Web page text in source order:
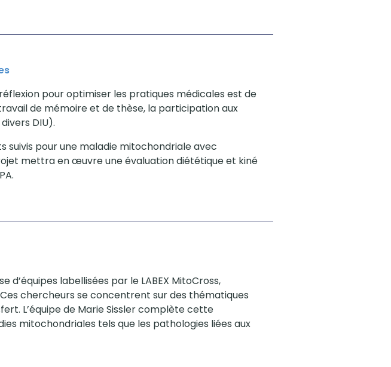
pour optimiser les pratiques médicales est de
de mémoire et de thèse, la participation aux
DIU).
suivis pour une maladie mitochondriale avec
mettra en œuvre une évaluation diététique et kiné
labellisées par le LABEX MitoCross,
chercheurs se concentrent sur des thématiques
L’équipe de Marie Sissler complète cette
mitochondriales tels que les pathologies liées aux